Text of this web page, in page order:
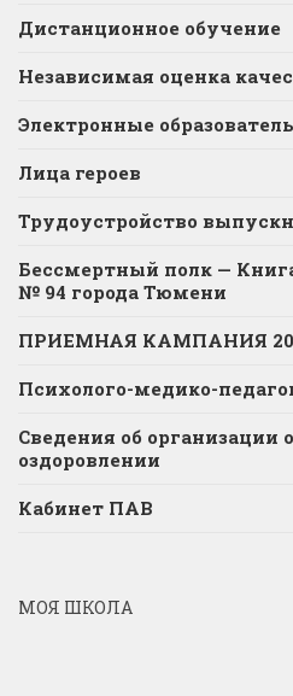
Дистанционное обучение
Независимая оценка
Электронные
Лица героев
Трудоустройство
Бессмертный полк —
№ 94 города Тюмени
ПРИЕМНАЯ КАМПАНИЯ
Психолого-медико-
Сведения об организации
оздоровлении
Кабинет ПАВ
МОЯ ШКОЛА